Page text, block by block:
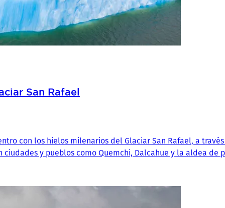
San Rafael
con los hielos milenarios del Glaciar San Rafael, a
y pueblos como Quemchi, Dalcahue y la aldea de